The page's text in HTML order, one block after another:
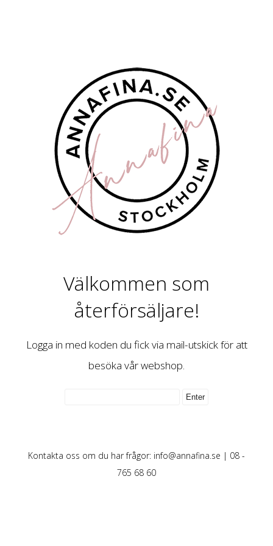
Välkommen som
återförsäljare!
Logga in med koden du fick via mail-utskick för att
besöka vår webshop.
Kontakta oss om du har frågor: info@annafina.se | 08 -
765 68 60